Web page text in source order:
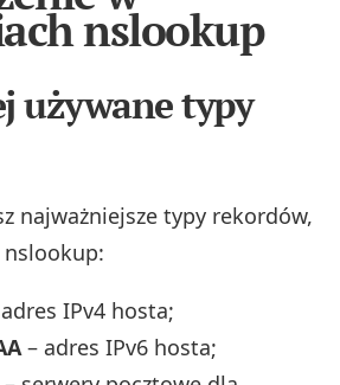
nslookup
używane typy
najważniejsze typy rekordów,
IPv4 hosta;
– adres IPv6 hosta;